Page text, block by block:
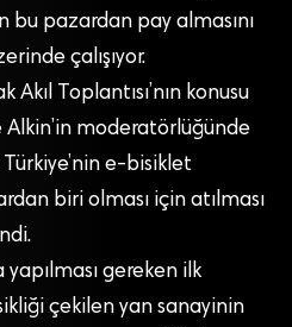
bu pazardan pay almasını
çalışıyor.
Toplantısı’nın konusu
Alkin’in moderatörlüğünde
e-bisiklet
biri olması için atılması
gereken ilk
çekilen yan sanayinin